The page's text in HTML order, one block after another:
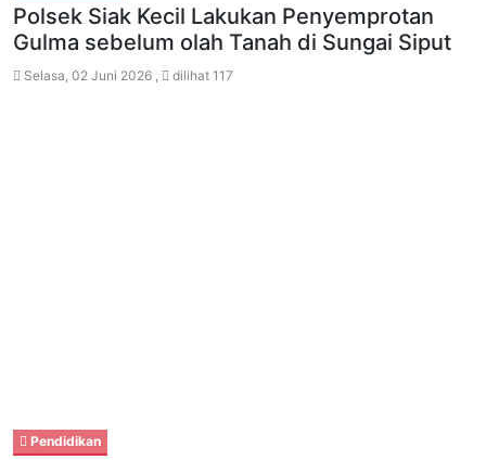
Polsek Siak Kecil Lakukan Penyemprotan
Gulma sebelum olah Tanah di Sungai Siput
Selasa, 02 Juni 2026 , dilihat 117
Pendidikan